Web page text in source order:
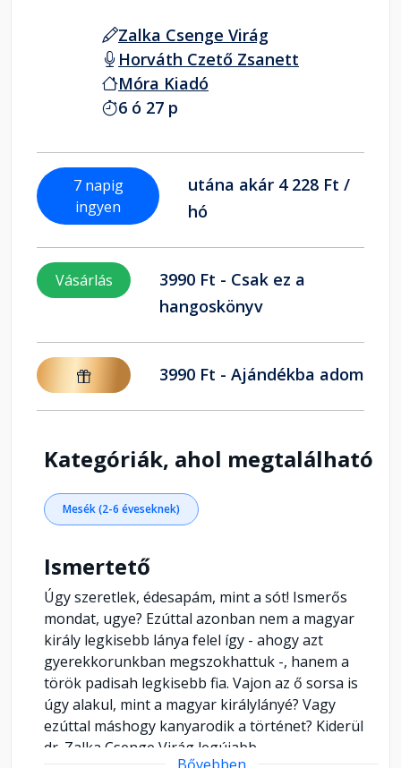
Zalka Csenge Virág
Horváth Czető Zsanett
Móra Kiadó
6 ó 27 p
7 napig
ingyen
utána akár 4 228 Ft /
hó
Vásárlás
3990 Ft - Csak ez a
hangoskönyv
3990 Ft - Ajándékba adom
Kategóriák, ahol megtalálható
Mesék (2-6 éveseknek)
Ismertető
Úgy szeretlek, édesapám, mint a sót! Ismerős
mondat, ugye? Ezúttal azonban nem a magyar
király legkisebb lánya felel így - ahogy azt
gyerekkorunkban megszokhattuk -, hanem a
török padisah legkisebb fia. Vajon az ő sorsa is
úgy alakul, mint a magyar királylányé? Vagy
ezúttal máshogy kanyarodik a történet? Kiderül
dr. Zalka Csenge Virág legújabb
Bővebben